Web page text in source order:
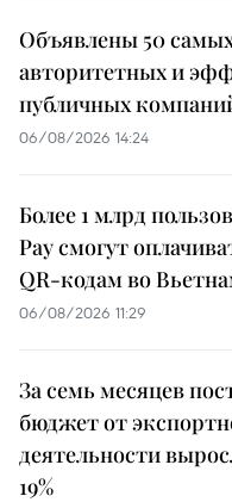
Объявлены 50
авторитетных и
публичных
06/08/2026 14:24
Более 1 млрд
Pay смогут
QR-кодам во
06/08/2026 11:29
За семь месяцев
бюджет от
деятельности
19%